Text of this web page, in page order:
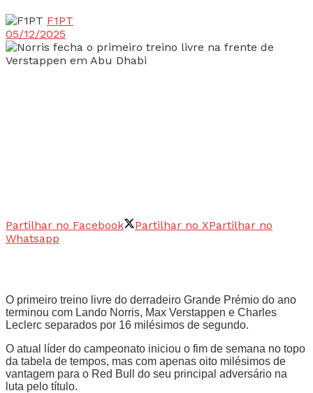
F1PT
05/12/2025
Partilhar no Facebook Partilhar no XPartilhar no
Whatsapp
O primeiro treino livre do derradeiro Grande Prémio do ano
terminou com Lando Norris, Max Verstappen e Charles
Leclerc separados por 16 milésimos de segundo.
O atual líder do campeonato iniciou o fim de semana no topo
da tabela de tempos, mas com apenas oito milésimos de
vantagem para o Red Bull do seu principal adversário na
luta pelo título.